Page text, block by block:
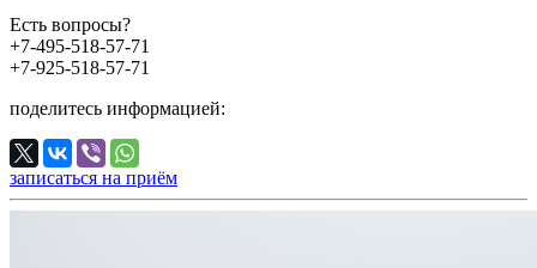
Есть вопросы?
+7-495-518-57-71
+7-925-518-57-71
поделитесь информацией:
записаться на приём